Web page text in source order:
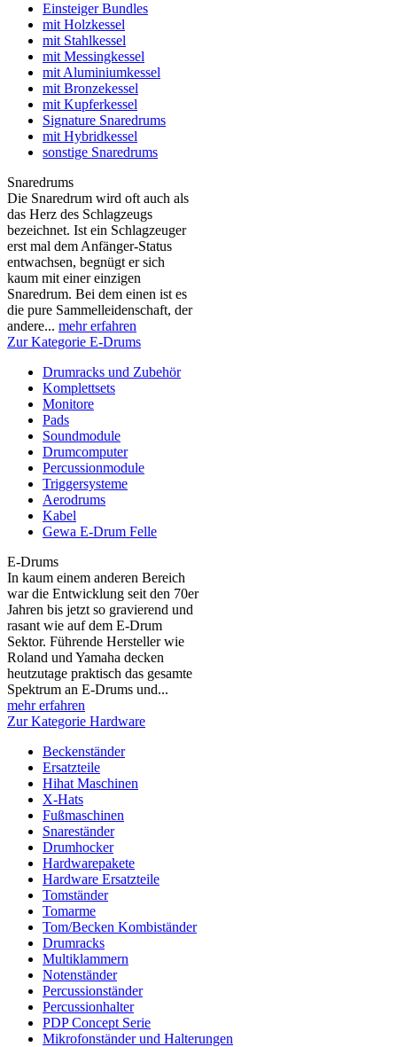
Einsteiger Bundles
mit Holzkessel
mit Stahlkessel
mit Messingkessel
mit Aluminiumkessel
mit Bronzekessel
mit Kupferkessel
Signature Snaredrums
mit Hybridkessel
sonstige Snaredrums
Snaredrums
Die Snaredrum wird oft auch als
das Herz des Schlagzeugs
bezeichnet. Ist ein Schlagzeuger
erst mal dem Anfänger-Status
entwachsen, begnügt er sich
kaum mit einer einzigen
Snaredrum. Bei dem einen ist es
die pure Sammelleidenschaft, der
andere... mehr erfahren
Zur Kategorie E-Drums
Drumracks und Zubehör
Komplettsets
Monitore
Pads
Soundmodule
Drumcomputer
Percussionmodule
Triggersysteme
Aerodrums
Kabel
Gewa E-Drum Felle
E-Drums
In kaum einem anderen Bereich
war die Entwicklung seit den 70er
Jahren bis jetzt so gravierend und
rasant wie auf dem E-Drum
Sektor. Führende Hersteller wie
Roland und Yamaha decken
heutzutage praktisch das gesamte
Spektrum an E-Drums und...
mehr erfahren
Zur Kategorie Hardware
Beckenständer
Ersatzteile
Hihat Maschinen
X-Hats
Fußmaschinen
Snareständer
Drumhocker
Hardwarepakete
Hardware Ersatzteile
Tomständer
Tomarme
Tom/Becken Kombiständer
Drumracks
Multiklammern
Notenständer
Percussionständer
Percussionhalter
PDP Concept Serie
Mikrofonständer und Halterungen